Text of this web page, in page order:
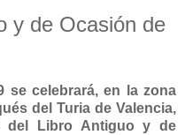
y de Ocasión de
se celebrará, en la zona
del Turia de Valencia,
del Libro Antiguo y de